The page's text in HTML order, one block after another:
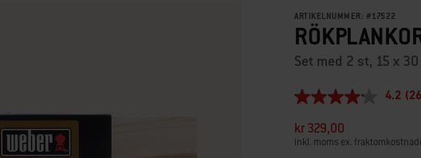
ARTIKELNUMMER: #17522
Set med 2 st, 15 x
4.2
5
stjärnor,
4.2
kr 329,00
inkl. moms ex.